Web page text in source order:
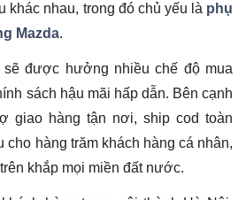
khác nhau, trong đó chủ yếu là phụ
Mazda.
được hưởng nhiều chế độ mua
sách hậu mãi hấp dẫn. Bên cạnh
giao hàng tận nơi, ship cod toàn
cho hàng trăm khách hàng cá nhân,
khắp mọi miền đất nước.